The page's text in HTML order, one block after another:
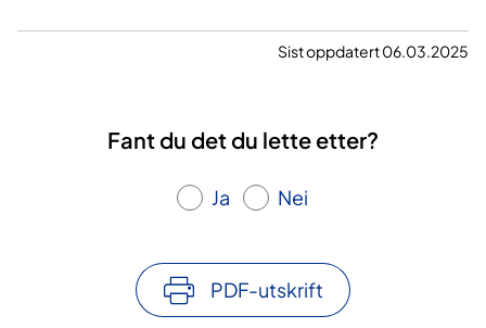
Sist oppdatert 06.03.2025
Fant du det du lette etter?
Ja Nei
PDF-utskrift